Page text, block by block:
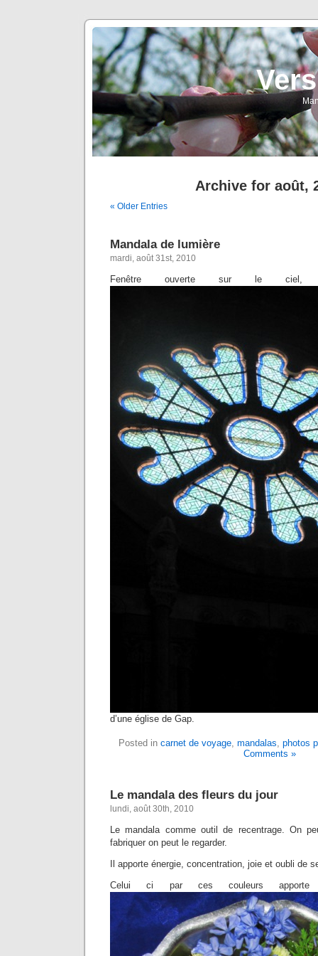
Archive for août,
« Older Entries
Mandala de lumière
mardi, août 31st, 2010
Fenêtre ouverte sur le ciel,
d’une église de Gap.
Posted in carnet de voyage, mandalas, photos
Comments »
Le mandala des fleurs du jour
lundi, août 30th, 2010
Le mandala comme outil de recentrage. On
fabriquer on peut le regarder.
Il apporte énergie, concentration, joie et oubli de
Celui ci par ces couleurs apporte